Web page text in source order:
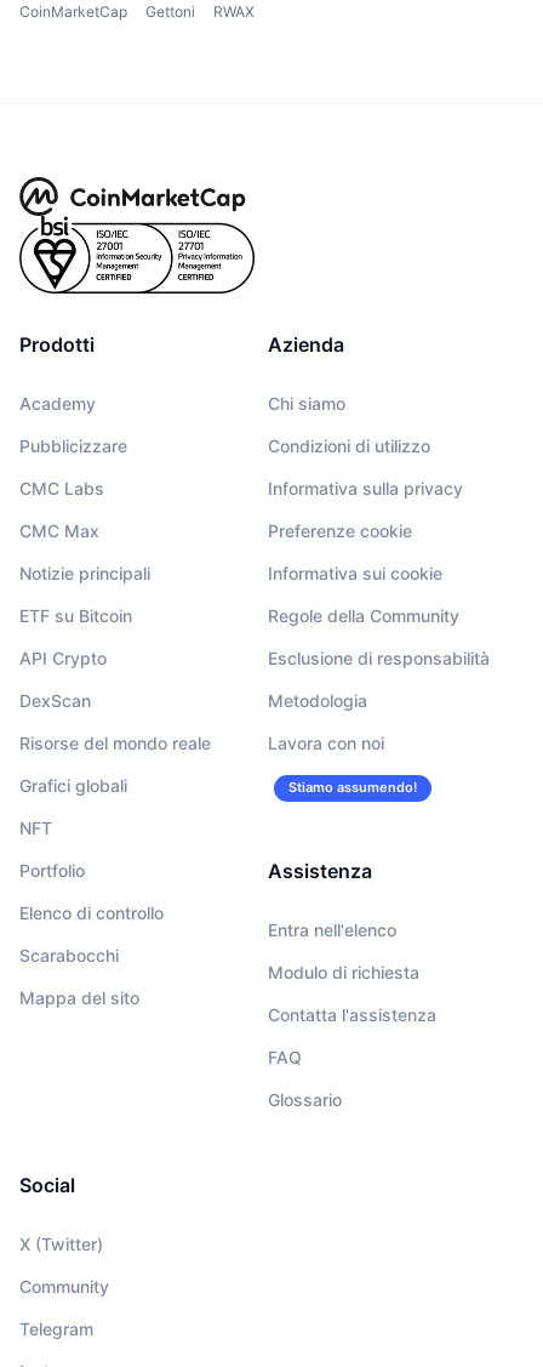
CoinMarketCap Gettoni RWAX
Prodotti
Academy
Pubblicizzare
CMC Labs
CMC Max
Notizie principali
ETF su Bitcoin
API Crypto
DexScan
Risorse del mondo reale
Grafici globali
NFT
Portfolio
Elenco di controllo
Scarabocchi
Mappa del sito
Azienda
Chi siamo
Condizioni di utilizzo
Informativa sulla privacy
Preferenze cookie
Informativa sui cookie
Regole della Community
Esclusione di responsabilità
Metodologia
Lavora con noi
Stiamo assumendo!
Assistenza
Entra nell'elenco
Modulo di richiesta
Contatta l'assistenza
FAQ
Glossario
Social
X (Twitter)
Community
Telegram